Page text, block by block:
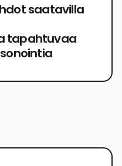
saatavilla
tapahtuvaa